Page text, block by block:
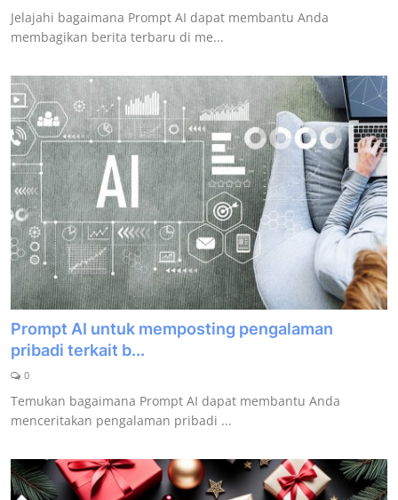
Jelajahi bagaimana Prompt AI dapat membantu Anda
membagikan berita terbaru di me...
Prompt AI untuk memposting pengalaman
pribadi terkait b...
0
Temukan bagaimana Prompt AI dapat membantu Anda
menceritakan pengalaman pribadi ...